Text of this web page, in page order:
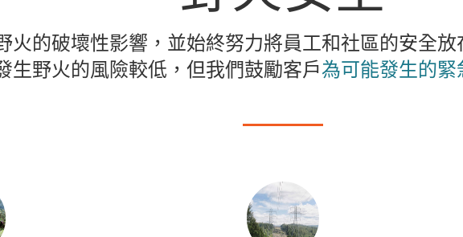
火的破壞性影響，並始終努力將員工和社區的安全
生野火的風險較低，但我們鼓勵客戶為可能發生的